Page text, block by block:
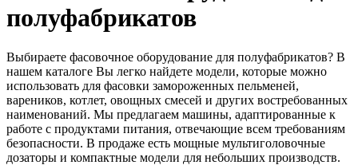
полуфабрикатов
Выбираете фасовочное оборудование для полуфабрикатов? В
нашем каталоге Вы легко найдете модели, которые можно
использовать для фасовки замороженных пельменей,
вареников, котлет, овощных смесей и других востребованных
наименований. Мы предлагаем машины, адаптированные к
работе с продуктами питания, отвечающие всем требованиям
безопасности. В продаже есть мощные мультиголовочные
дозаторы и компактные модели для небольших производств.